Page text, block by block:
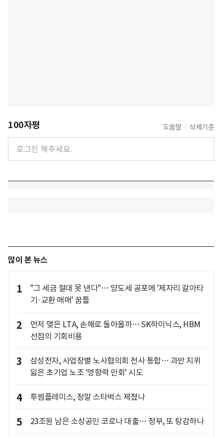
100자평 도움말 삭제기준
많이 본 뉴스
1
"그 세금 절대 못 낸다"… 양도세 공포에 '제자리 갈아타
기·교환 매매' 꿈틀
2
먼저 맺은 LTA, 손해로 돌아올까… SK하이닉스, HBM
선점의 기회비용
3
삼성전자, 사업장별 노사협의회 전사 통합… 과반 지위
잃은 초기업 노조 '영향력 만회' 시도
4 투썸플레이스, 정말 스타벅스 제쳤나
5 23조원 남은 소상공인 코로나 대출… 정부, 또 탕감하나